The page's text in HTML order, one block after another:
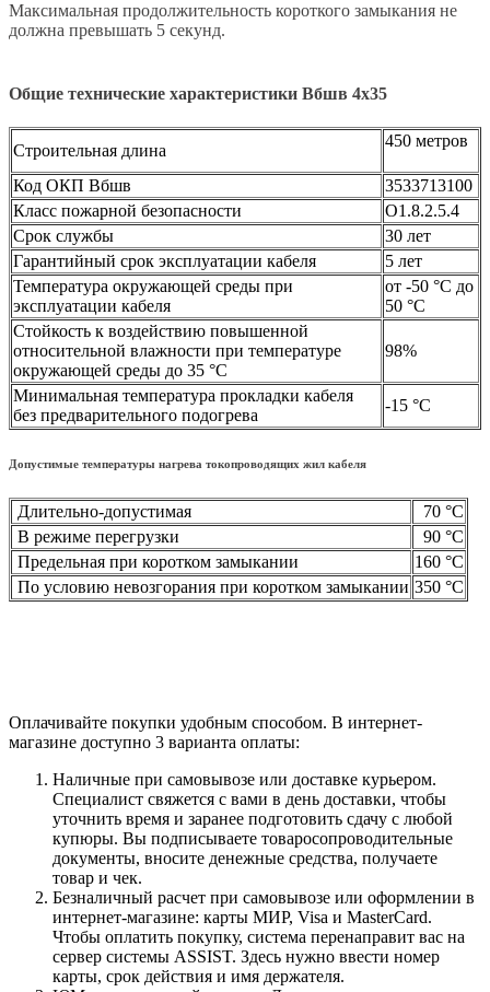
Максимальная продолжительность короткого замыкания не
должна превышать 5 секунд.
Общие технические характеристики Вбшв 4х35
Строительная длина
450 метров
Код ОКП Вбшв
3533713100
Класс пожарной безопасности
О1.8.2.5.4
Срок службы
30 лет
Гарантийный срок эксплуатации кабеля
5 лет
Температура окружающей среды при
эксплуатации кабеля
от -50 °С до
50 °С
Стойкость к воздействию повышенной
относительной влажности при температуре
окружающей среды до 35 °C
98%
Минимальная температура прокладки кабеля
без предварительного подогрева
-15 °С
Допустимые температуры нагрева токопроводящих жил кабеля
Длительно-допустимая
70 °С
В режиме перегрузки
90 °С
Предельная при коротком замыкании
160 °С
По условию невозгорания при коротком замыкании 350 °С
Оплачивайте покупки удобным способом. В интернет-
магазине доступно 3 варианта оплаты:
Наличные при самовывозе или доставке курьером.
Специалист свяжется с вами в день доставки, чтобы
уточнить время и заранее подготовить сдачу с любой
купюры. Вы подписываете товаросопроводительные
документы, вносите денежные средства, получаете
товар и чек.
Безналичный расчет при самовывозе или оформлении в
интернет-магазине: карты МИР, Visa и MasterCard.
Чтобы оплатить покупку, система перенаправит вас на
сервер системы ASSIST. Здесь нужно ввести номер
карты, срок действия и имя держателя.